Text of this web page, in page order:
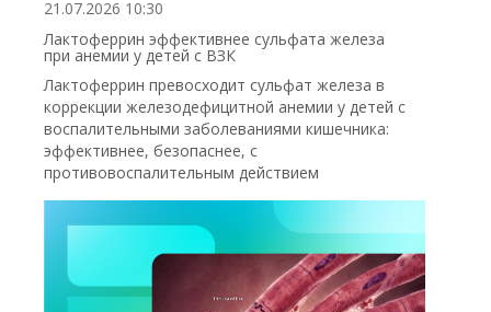
21.07.2026 10:30
Лактоферрин эффективнее сульфата железа
при анемии у детей с ВЗК
Лактоферрин превосходит сульфат железа в
коррекции железодефицитной анемии у детей с
воспалительными заболеваниями кишечника:
эффективнее, безопаснее, с
противовоспалительным действием